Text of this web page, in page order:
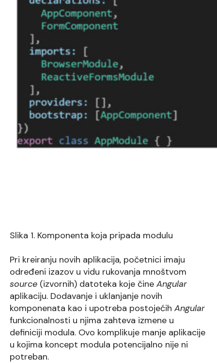
Slika 1. Komponenta koja pripada modulu
Pri kreiranju novih aplikacija, početnici imaju
određeni izazov u vidu rukovanja mnoštvom
source (izvornih) datoteka koje čine Angular
aplikaciju. Dodavanje i uklanjanje novih
komponenata kao i upotreba postojećih Angular
funkcionalnosti u njima zahteva izmene u
definiciji modula. Ovo komplikuje manje aplikacije
u kojima koncept modula potencijalno nije ni
potreban.